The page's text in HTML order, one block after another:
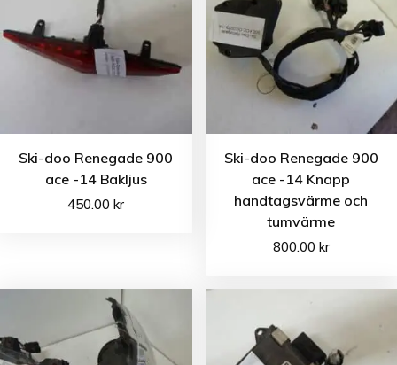
Ski-doo Renegade 900
ace -14 Bakljus
450.00kr
Ski-doo Renegade 900
ace -14 Knapp
handtagsvärme och
tumvärme
800.00 kr